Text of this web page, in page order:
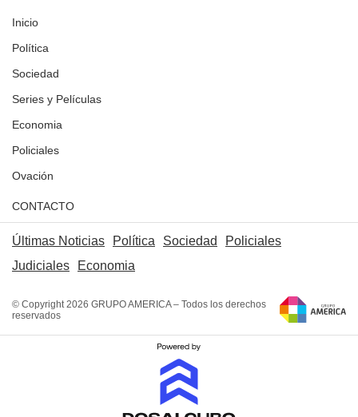
Inicio
Política
Sociedad
Series y Películas
Economia
Policiales
Ovación
CONTACTO
Últimas Noticias Política Sociedad
Policiales
Judiciales
Economia
© Copyright 2026 GRUPO AMERICA – Todos los derechos
reservados